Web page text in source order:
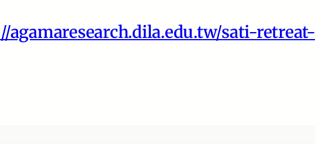
agamaresearch.dila.edu.tw/sati-retreat-